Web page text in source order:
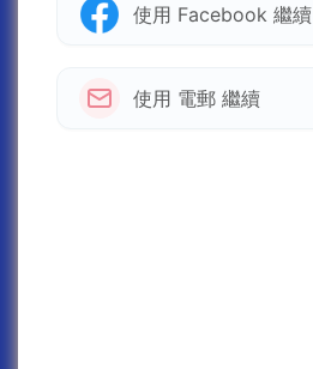
使用 Facebook 繼續
使用 電郵 繼續